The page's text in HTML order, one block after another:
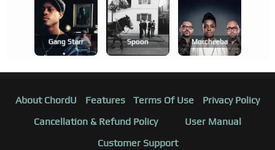
Gang Starr Spoon Morcheeba
About ChordU Features Terms Of Use
Privacy Policy
Cancellation & Refund Policy
User Manual
Customer Support